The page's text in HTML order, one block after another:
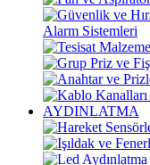
Alarm Sistemleri
AYDINLATMA